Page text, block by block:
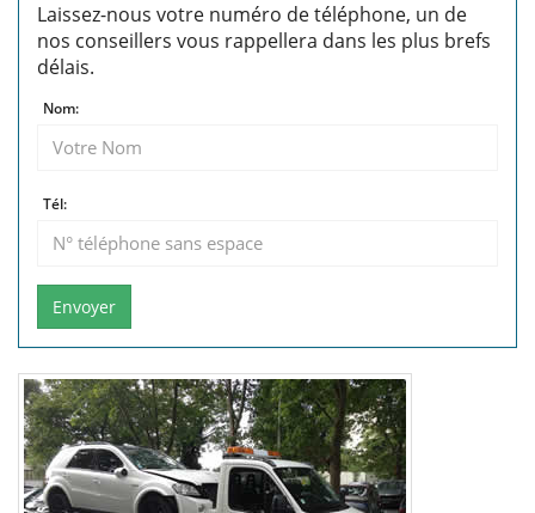
Laissez-nous votre numéro de téléphone, un de
nos conseillers vous rappellera dans les plus brefs
délais.
Nom:
Tél:
Envoyer